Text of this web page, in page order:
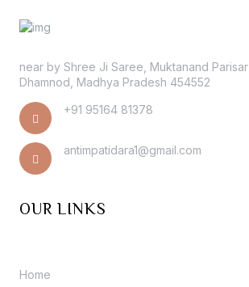
near by Shree Ji Saree, Muktanand Parisar
Dhamnod, Madhya Pradesh 454552
+91 95164 81378
antimpatidara1@gmail.com
OUR LINKS
Home